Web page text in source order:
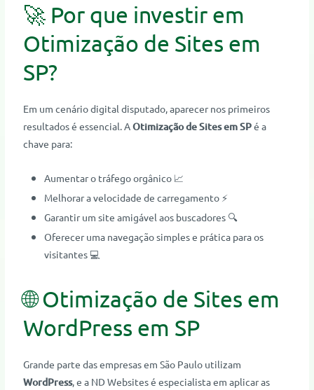
🚀 Por que investir em
Otimização de Sites em
SP?
Em um cenário digital disputado, aparecer nos primeiros
resultados é essencial. AOtimização de Sites em SPé a
chave para:
Aumentar o tráfego orgânico 📈
Melhorar a velocidade de carregamento ⚡
Garantir um site amigável aos buscadores 🔍
Oferecer uma navegação simples e prática para os
visitantes 💻
🌐 Otimização de Sites em
WordPress em SP
Grande parte das empresas em São Paulo utilizam
WordPress, e a ND Websites é especialista em aplicar as